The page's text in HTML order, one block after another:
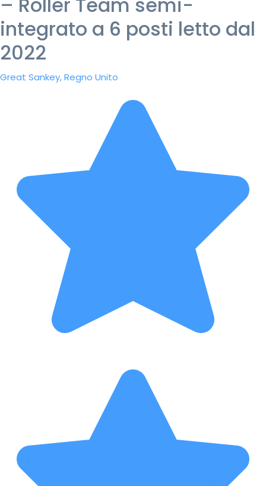
integrato a 6 posti letto dal
2022
Great Sankey, Regno Unito